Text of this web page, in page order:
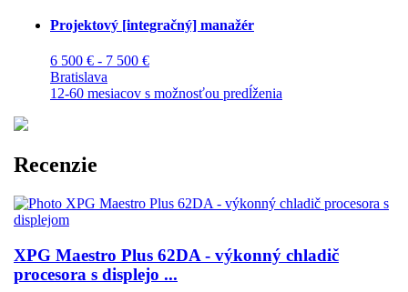
Projektový [integračný] manažér
6 500 € - 7 500 €
Bratislava
12-60 mesiacov s možnosťou predĺženia
Recenzie
XPG Maestro Plus 62DA - výkonný chladič
procesora s displejo ...